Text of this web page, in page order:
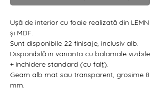
Ușă de interior cu foaie realizată din LEMN
și MDF.
Sunt disponibile 22 finisaje, inclusiv alb.
Disponibilă in varianta cu balamale vizibile
+ inchidere standard (cu falț).
Geam alb mat sau transparent, grosime 8
mm.